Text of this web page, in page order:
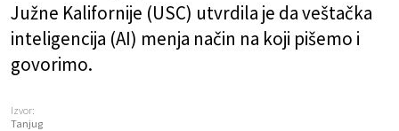
Južne Kalifornije (USC) utvrdila je da veštačka
inteligencija (AI) menja način na koji pišemo i
govorimo.
Izvor:
Tanjug